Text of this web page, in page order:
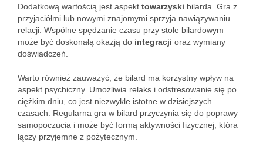
Dodatkową wartością jest aspekt towarzyski bilarda. Gra z
przyjaciółmi lub nowymi znajomymi sprzyja nawiązywaniu
relacji. Wspólne spędzanie czasu przy stole bilardowym
może być doskonałą okazją do integracji oraz wymiany
doświadczeń.
Warto również zauważyć, że bilard ma korzystny wpływ na
aspekt psychiczny. Umożliwia relaks i odstresowanie się po
ciężkim dniu, co jest niezwykle istotne w dzisiejszych
czasach. Regularna gra w bilard przyczynia się do poprawy
samopoczucia i może być formą aktywności fizycznej, która
łączy przyjemne z pożytecznym.